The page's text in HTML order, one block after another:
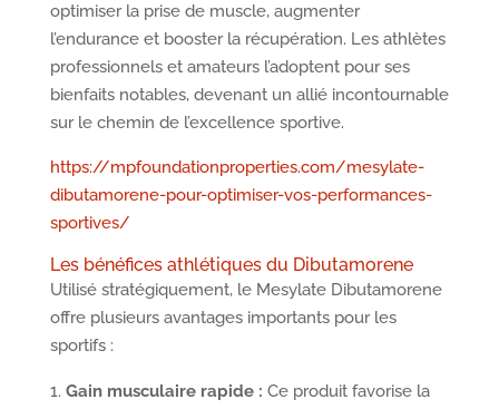
optimiser la prise de muscle, augmenter
l’endurance et booster la récupération. Les athlètes
professionnels et amateurs l’adoptent pour ses
bienfaits notables, devenant un allié incontournable
sur le chemin de l’excellence sportive.
https://mpfoundationproperties.com/mesylate-
dibutamorene-pour-optimiser-vos-performances-
sportives/
Les bénéfices athlétiques du Dibutamorene
Utilisé stratégiquement, le Mesylate Dibutamorene
offre plusieurs avantages importants pour les
sportifs :
Gain musculaire rapide : Ce produit favorise la